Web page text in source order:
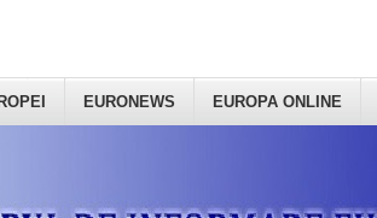
EURONEWS EUROPA ONLINE